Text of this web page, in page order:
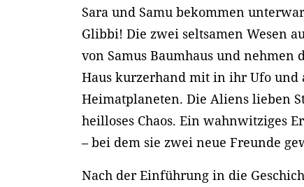
Sara und Samu bekommen
Glibbi! Die zwei seltsamen Wesen
von Samus Baumhaus und nehmen
Haus kurzerhand mit in ihr Ufo und
Heimatplaneten. Die Aliens lieben
heilloses Chaos. Ein wahnwitziges
– bei dem sie zwei neue Freunde
Nach der Einführung in die